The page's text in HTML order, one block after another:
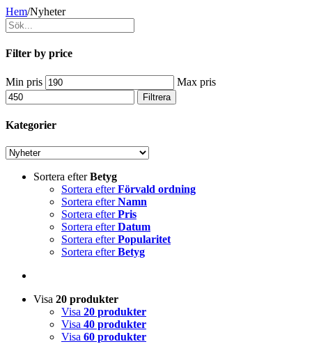
Hem/Nyheter
Filter by price
Min pris Max pris
Filtrera
Kategorier
Sortera efterBetyg
Sortera efterFörvald ordning
Sortera efterNamn
Sortera efterPris
Sortera efterDatum
Sortera efterPopularitet
Sortera efterBetyg
Visa 20 produkter
Visa 20 produkter
Visa 40 produkter
Visa 60 produkter